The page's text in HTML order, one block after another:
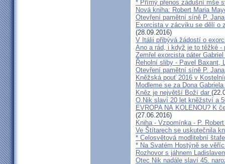
* Přímý přenos zádušní mše
Nová kniha: Robert Maria
Otevření pamětní síně P.
Exorcista v zácviku se dělí o
(28.09.2016)
V Itálii přibývá žádostí o
Ano a rád, i když je to těžké -
Zemřel exorcista páter Gabriel
Řeholní sliby - Pavel Baxant,
Otevření pamětní síně P.
Kněžská pouť 2016 v
Modleme se za Dona
Kněz je největší Boží dar
O.Nik slaví 20 let kněžství a
EVROPA NA KOLENOU? K
(27.06.2016)
Kniha - Vzpomínka - P.
Ve Štítarech se uskutečnila
* Celosvětová modlitební
* Na Svatém Hostýně se
Rozhovor s jáhnem
Otec Nik nadále slaví 45.